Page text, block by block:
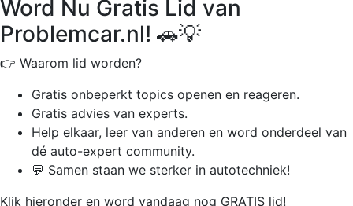
Word Nu Gratis Lid van
Problemcar.nl! 🚗💡
👉 Waarom lid worden?
Gratis onbeperkt topics openen en reageren.
Gratis advies van experts.
Help elkaar, leer van anderen en word onderdeel van
dé auto-expert community.
💬 Samen staan we sterker in autotechniek!
Klik hieronder en word vandaag nog GRATIS lid!